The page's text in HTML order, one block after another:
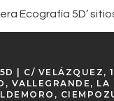
Ecografía 5D’
| C/ VELÁZQUEZ,
VALLEGRANDE,